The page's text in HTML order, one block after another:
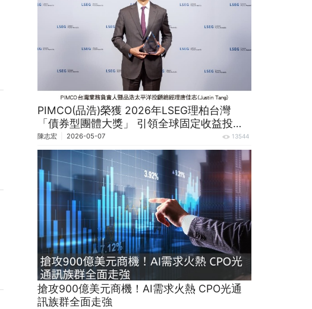
PIMCO(品浩)榮獲 2026年LSEG理柏台灣
「債券型團體大獎」 引領全球固定收益投資
逾半世紀的投資實力
陳志宏 2026-05-07 13544
搶攻900億美元商機！AI需求火熱 CPO光通
訊族群全面走強